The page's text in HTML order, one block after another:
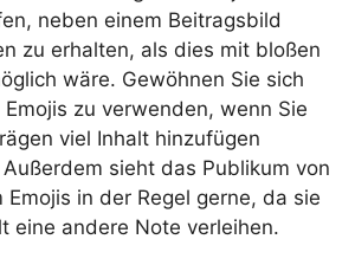
neben einem Beitragsbild
zu erhalten, als dies mit bloßen
wäre. Gewöhnen Sie sich
zu verwenden, wenn Sie
viel Inhalt hinzufügen
sieht das Publikum von
Emojis in der Regel gerne, da sie
eine andere Note verleihen.